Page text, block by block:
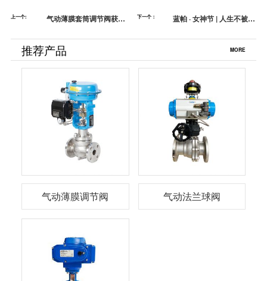
上一个:
气动薄膜套筒调节阀获得
升”优质项目奖
下一个：
蓝帕 · 女神节 | 人生不被年
神！
推荐产品 MORE
气动薄膜调节阀 气动法兰球阀